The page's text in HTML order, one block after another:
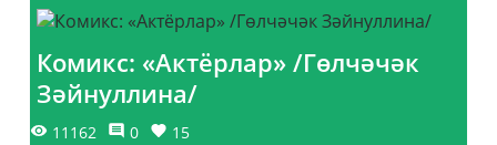
Комикс: «Актёрлар» /Гөлчәчәк
Зәйнуллина/
11162 0 15